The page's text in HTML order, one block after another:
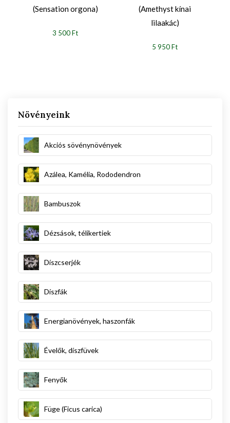
Növényeink
Akciós sövénynövények
Azálea, Kamélia, Rododendron
Bambuszok
Dézsások, télikertiek
Díszcserjék
Díszfák
Energianövények, haszonfák
Évelők, díszfüvek
Fenyők
Füge (Ficus carica)
(Sensation orgona)
3 500 Ft
(Amethyst kínai
lilaakác)
5 950 Ft